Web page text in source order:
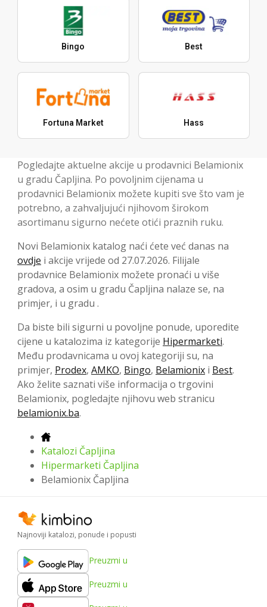
Bingo Best
Fortuna Market Hass
Pogledajte aktuelne akcije u prodavnici Belamionix
u gradu Čapljina. Po povoljnim cijenama u
prodavnici Belamionix možete kupiti sve što vam je
potrebno, a zahvaljujući njihovom širokom
asortimanu sigurno nećete otići praznih ruku.
Novi Belamionix katalog naći ćete već danas na
ovdje i akcije vrijede od 27.07.2026. Filijale
prodavnice Belamionix možete pronaći u više
gradova, a osim u gradu Čapljina nalaze se, na
primjer, i u gradu .
Da biste bili sigurni u povoljne ponude, uporedite
cijene u katalozima iz kategorije Hipermarketi.
Među prodavnicama u ovoj kategoriji su, na
primjer, Prodex, AMKO, Bingo, Belamionix i Best.
Ako želite saznati više informacija o trgovini
Belamionix, pogledajte njihovu web stranicu
belamionix.ba.
Katalozi Čapljina
Hipermarketi Čapljina
Belamionix Čapljina
Najnoviji katalozi, ponude i popusti
Preuzmi u
Preuzmi u